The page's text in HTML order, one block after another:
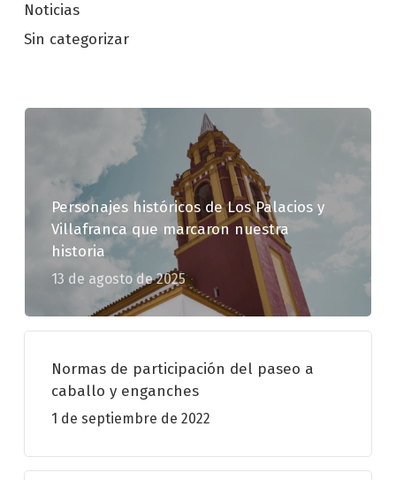
Noticias
Sin categorizar
Personajes históricos de Los Palacios y
Villafranca que marcaron nuestra
historia
13 de agosto de 2025
Normas de participación del paseo a
caballo y enganches
1 de septiembre de 2022